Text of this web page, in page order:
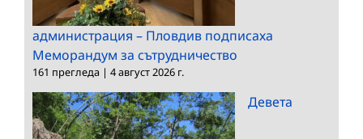
администрация – Пловдив подписаха
Меморандум за сътрудничество
161 прегледа | 4 август 2026 г.
Девета